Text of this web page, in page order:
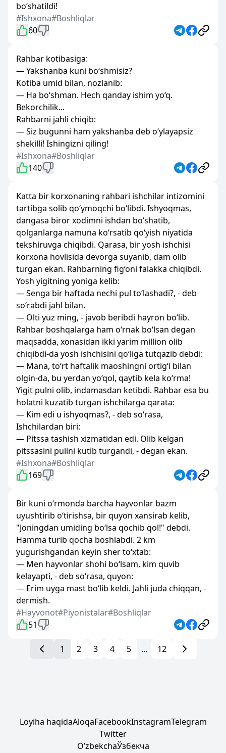
bo‘shatildi!
#Ishxona#Boshliqlar
60
Rahbar kotibasiga:
— Yakshanba kuni bo‘shmisiz?
Kotiba umid bilan, nozlanib:
— Ha bo‘shman. Hech qanday ishim yo‘q.
Bekorchilik...
Rahbarni jahli chiqib:
— Siz bugunni ham yakshanba deb o‘ylayapsiz
shekilli! Ishingizni qiling!
#Ishxona#Boshliqlar
140
Katta bir korxonaning rahbari ishchilar intizomini
tartibga solib qo‘ymoqchi bo‘libdi. Ishyoqmas,
dangasa biror xodimni ishdan bo‘shatib,
qolganlarga namuna ko‘rsatib qo‘yish niyatida
tekshiruvga chiqibdi. Qarasa, bir yosh ishchisi
korxona hovlisida devorga suyanib, dam olib
turgan ekan. Rahbarning fig‘oni falakka chiqibdi.
Yosh yigitning yoniga kelib:
— Senga bir haftada nechi pul to‘lashadi?, - deb
so‘rabdi jahl bilan.
— Olti yuz ming, - javob beribdi hayron bo‘lib.
Rahbar boshqalarga ham o‘rnak bo‘lsan degan
maqsadda, xonasidan ikki yarim million olib
chiqibdi-da yosh ishchisini qo‘liga tutqazib debdi:
— Mana, to‘rt haftalik maoshingni ortig‘i bilan
olgin-da, bu yerdan yo‘qol, qaytib kela ko‘rma!
Yigit pulni olib, indamasdan ketibdi. Rahbar esa bu
holatni kuzatib turgan ishchilarga qarata:
— Kim edi u ishyoqmas?, - deb so‘rasa,
Ishchilardan biri:
— Pitssa tashish xizmatidan edi. Olib kelgan
pitssasini pulini kutib turgandi, - degan ekan.
#Ishxona#Boshliqlar
169
Bir kuni o‘rmonda barcha hayvonlar bazm
uyushtirib o‘tirishsa, bir quyon xansirab kelib,
"Joningdan umiding bo‘lsa qochib qol!" debdi.
Hamma turib qocha boshlabdi. 2 km
yugurishgandan keyin sher to‘xtab:
— Men hayvonlar shohi bo‘lsam, kim quvib
kelayapti, - deb so‘rasa, quyon:
— Erim uyga mast bo‘lib keldi. Jahli juda chiqqan, -
dermish.
#Hayvonot#Piyonistalar#Boshliqlar
51
1 2 3 4 5 ... 12
Loyiha haqidaAloqaFacebookInstagramTelegram
Twitter
OʼzbekchaЎзбекча